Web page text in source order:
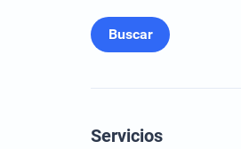
Buscar
Servicios